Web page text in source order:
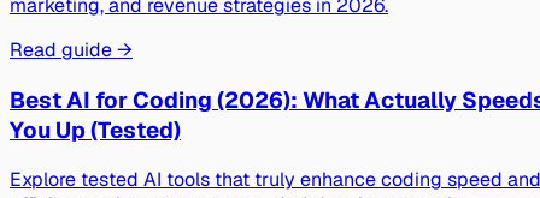
marketing, and revenue strategies in 2026.
Read guide →
Best AI for Coding (2026): What Actually
You Up (Tested)
Explore tested AI tools that truly enhance coding speed and